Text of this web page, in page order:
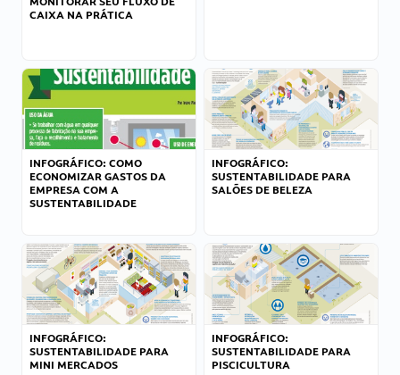
CAIXA NA PRÁTICA
INFOGRÁFICO: COMO
ECONOMIZAR GASTOS DA
EMPRESA COM A
SUSTENTABILIDADE
INFOGRÁFICO:
SUSTENTABILIDADE PARA
SALÕES DE BELEZA
INFOGRÁFICO:
SUSTENTABILIDADE PARA
MINI MERCADOS
INFOGRÁFICO:
SUSTENTABILIDADE PARA
PISCICULTURA